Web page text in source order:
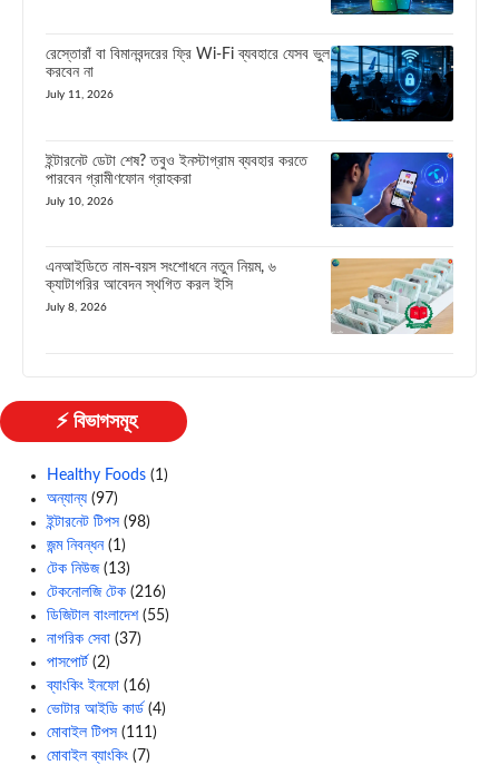
রেস্তোরাঁ বা বিমানবন্দরের ফ্রি Wi-Fi ব্যবহারে যেসব ভুল
করবেন না
July 11, 2026
ইন্টারনেট ডেটা শেষ? তবুও ইনস্টাগ্রাম ব্যবহার করতে
পারবেন গ্রামীণফোন গ্রাহকরা
July 10, 2026
এনআইডিতে নাম-বয়স সংশোধনে নতুন নিয়ম, ৬
ক্যাটাগরির আবেদন স্থগিত করল ইসি
July 8, 2026
⚡ বিভাগসমূহ
Healthy Foods (1)
অন্যান্য (97)
ইন্টারনেট টিপস (98)
জন্ম নিবন্ধন(1)
টেক নিউজ(13)
টেকনোলজি টেক (216)
ডিজিটাল বাংলাদেশ(55)
নাগরিক সেবা (37)
পাসপোর্ট (2)
ব্যাংকিং ইনফো (16)
ভোটার আইডি কার্ড (4)
মোবাইল টিপস (111)
মোবাইল ব্যাংকিং (7)